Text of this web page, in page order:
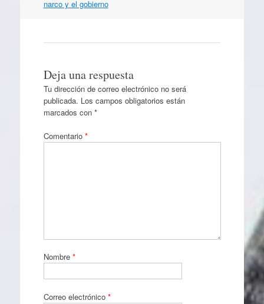
narco y el gobierno
Deja una respuesta
Tu dirección de correo electrónico no será
publicada. Los campos obligatorios están
marcados con *
Comentario *
Nombre *
Correo electrónico *